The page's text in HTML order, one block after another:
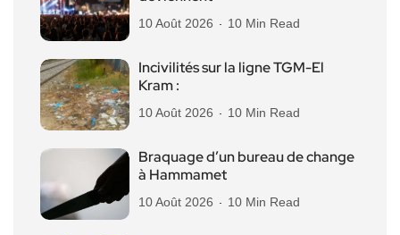
10 Août 2026 10 Min Read
Incivilités sur la ligne TGM-El
Kram :
10 Août 2026 10 Min Read
Braquage d’un bureau de change
à Hammamet
10 Août 2026 10 Min Read